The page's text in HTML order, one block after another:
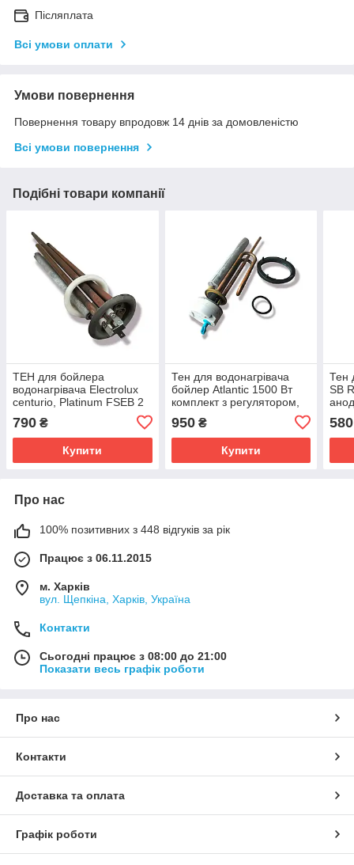
Післяплата
Всі умови оплати
Умови повернення
Повернення товару впродовж 14 днів за домовленістю
Всі умови повернення
Подібні товари компанії
ТЕН для бойлера
водонагрівача Electrolux
centurio, Platinum FSEB 2
кВт комплект з анодом та
прокладкою
790 ₴
Купити
Тен для водонагрівача
бойлер Atlantic 1500 Вт
комплект з регулятором,
анодом та прокладками
950₴
Купити
Тен
SB
580
Про нас
100% позитивних з 448 відгуків за рік
Працює з 06.11.2015
м. Харків
вул. Щепкіна, Харків, Україна
Контакти
Сьогодні працює з 08:00 до 21:00
Показати весь графік роботи
Про нас
Контакти
Доставка та оплата
Графік роботи